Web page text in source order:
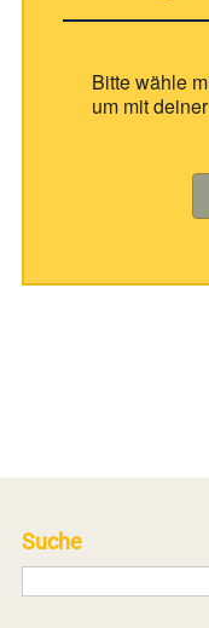
Bitte wähle
um mit
Suche